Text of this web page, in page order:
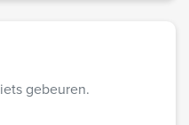
gebeuren.